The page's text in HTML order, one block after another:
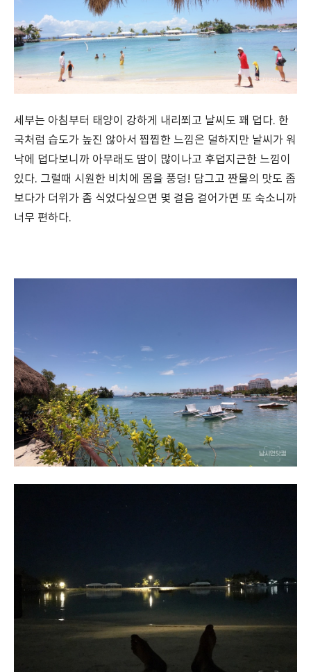
세부는 아침부터 태양이 강하게 내리쬐고 날씨도 꽤 덥다. 한
국처럼 습도가 높진 않아서 찝찝한 느낌은 덜하지만 날씨가 워
낙에 덥다보니까 아무래도 땀이 많이나고 후덥지근한 느낌이
있다. 그럴때 시원한 비치에 몸을 풍덩! 담그고 짠물의 맛도 좀
보다가 더위가 좀 식었다싶으면 몇 걸음 걸어가면 또 숙소니까
너무 편하다.